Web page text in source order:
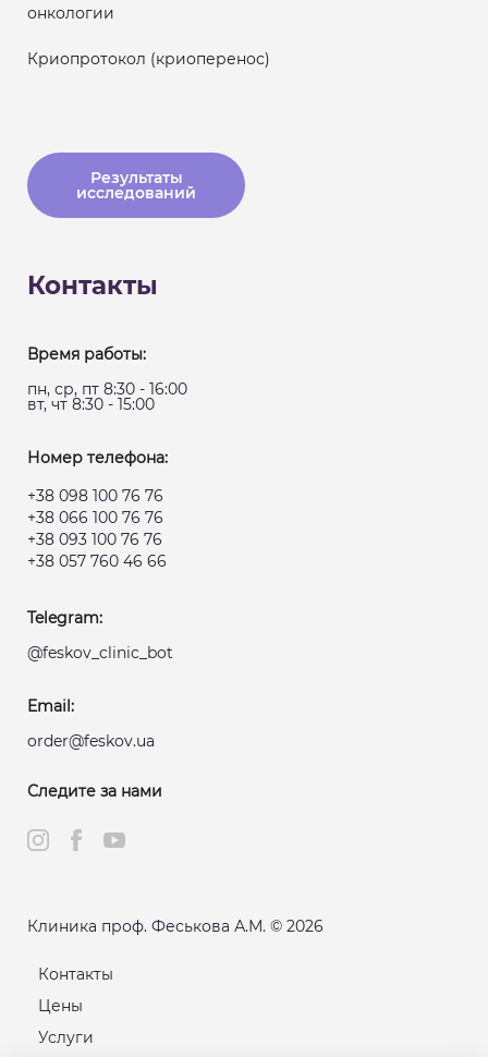
онкологии
Криопротокол (криоперенос)
Результаты
исследований
Контакты
Время работы:
пн, ср, пт 8:30 - 16:00
вт, чт 8:30 - 15:00
Номер телефона:
+38 098 100 76 76
+38 066 100 76 76
+38 093 100 76 76
+38 057 760 46 66
Telegram:
@feskov_clinic_bot
Email:
order@feskov.ua
Следите за нами
Клиника проф. Феськова А.М. © 2026
Контакты
Цены
Услуги